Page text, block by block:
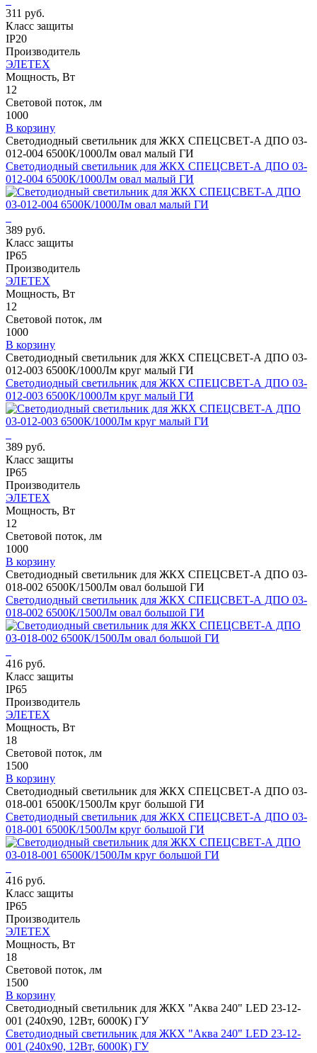
311 руб.
Класс защиты
IP20
Производитель
ЭЛЕТЕХ
Мощность, Вт
12
Световой поток, лм
1000
В корзину
Светодиодный светильник для ЖКХ СПЕЦСВЕТ-А ДПО 03-
012-004 6500К/1000Лм овал малый ГИ
Светодиодный светильник для ЖКХ СПЕЦСВЕТ-А ДПО 03-
012-004 6500К/1000Лм овал малый ГИ
389 руб.
Класс защиты
IP65
Производитель
ЭЛЕТЕХ
Мощность, Вт
12
Световой поток, лм
1000
В корзину
Светодиодный светильник для ЖКХ СПЕЦСВЕТ-А ДПО 03-
012-003 6500К/1000Лм круг малый ГИ
Светодиодный светильник для ЖКХ СПЕЦСВЕТ-А ДПО 03-
012-003 6500К/1000Лм круг малый ГИ
389 руб.
Класс защиты
IP65
Производитель
ЭЛЕТЕХ
Мощность, Вт
12
Световой поток, лм
1000
В корзину
Светодиодный светильник для ЖКХ СПЕЦСВЕТ-А ДПО 03-
018-002 6500К/1500Лм овал большой ГИ
Светодиодный светильник для ЖКХ СПЕЦСВЕТ-А ДПО 03-
018-002 6500К/1500Лм овал большой ГИ
416 руб.
Класс защиты
IP65
Производитель
ЭЛЕТЕХ
Мощность, Вт
18
Световой поток, лм
1500
В корзину
Светодиодный светильник для ЖКХ СПЕЦСВЕТ-А ДПО 03-
018-001 6500К/1500Лм круг большой ГИ
Светодиодный светильник для ЖКХ СПЕЦСВЕТ-А ДПО 03-
018-001 6500К/1500Лм круг большой ГИ
416 руб.
Класс защиты
IP65
Производитель
ЭЛЕТЕХ
Мощность, Вт
18
Световой поток, лм
1500
В корзину
Светодиодный светильник для ЖКХ "Аква 240" LED 23-12-
001 (240х90, 12Вт, 6000К) ГУ
Светодиодный светильник для ЖКХ "Аква 240" LED 23-12-
001 (240х90, 12Вт, 6000К) ГУ